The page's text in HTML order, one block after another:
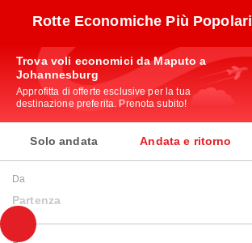
Rotte Economiche Più Popolari
Trova voli economici da Maputo a
Johannesburg
Approfitta di offerte esclusive per la tua
destinazione preferita. Prenota subito!
Solo andata Andata e ritorno
Da
Partenza